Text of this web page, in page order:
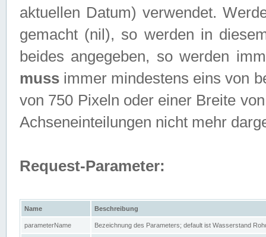
aktuellen Datum) verwendet.
gemacht (nil), so werden in
beides angegeben, so werden
muss immer mindestens eins von
von 750 Pixeln oder einer Breite
Achseneinteilungen nicht mehr
Request-Parameter:
Name Beschreibung
parameterName Bezeichnung des Parameters; default ist Wasserstand